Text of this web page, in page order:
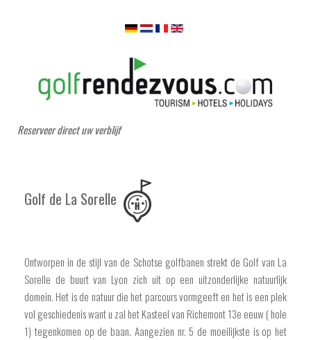
Reserveer direct uw verblijf
Golf de La Sorelle
Ontworpen in de stijl van de Schotse golfbanen strekt de Golf van La
Sorelle de buurt van Lyon zich uit op een uitzonderlijke natuurlijk
domein. Het is de natuur die het parcours vormgeeft en het is een plek
vol geschiedenis want u zal het Kasteel van Richemont 13e eeuw ( hole
1) tegenkomen op de baan. Aangezien nr. 5 de moeilijkste is op het